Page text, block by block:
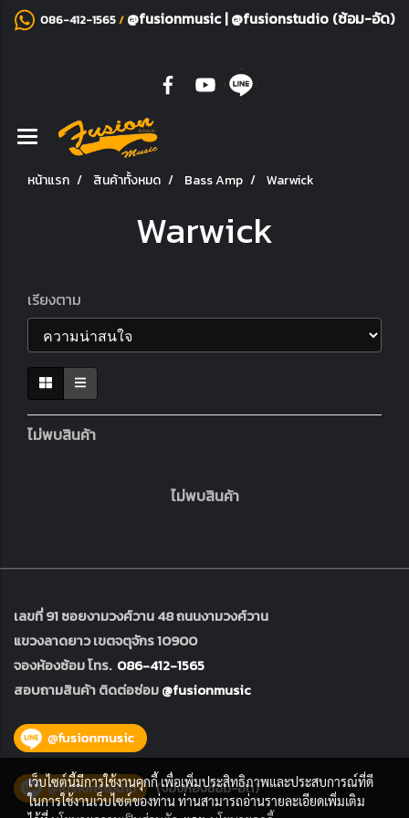
086-412-1565/ @fusionmusic|@fusionstudio (ซ้อม-อัด)
หน้าแรก สินค้าทั้งหมด Bass Amp Warwick
Warwick
เรียงตาม
ไม่พบสินค้า
ไม่พบสินค้า
เลขที่ 91 ซอยงามวงศ์วาน 48 ถนนงามวงศ์วาน
แขวงลาดยาว เขตจตุจักร 10900
จองห้องซ้อม โทร. 086-412-1565
สอบถามสินค้า ติดต่อซ่อม@fusionmusic
เว็บไซต์นี้มีการใช้งานคุกกี้ เพื่อเพิ่มประสิทธิภาพและประสบการณ์ที่ดี
ในการใช้งานเว็บไซต์ของท่าน ท่านสามารถอ่านรายละเอียดเพิ่มเติม